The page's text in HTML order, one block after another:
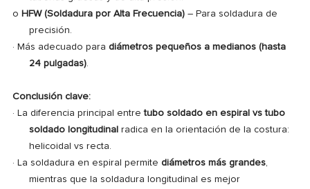
o HFW (Soldadura por Alta Frecuencia)– Para soldadura de
precisión.
· Más adecuado para diámetros pequeños a medianos (hasta
24 pulgadas).
Conclusión clave:
· La diferencia principal entretubo soldado en espiral vs tubo
soldado longitudinal radica en la orientación de la costura:
helicoidal vs recta.
· La soldadura en espiral permite diámetros más grandes,
mientras que la soldadura longitudinal es mejor